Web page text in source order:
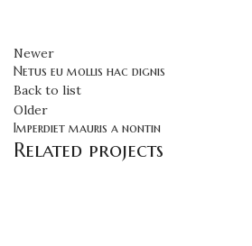
Newer
Netus eu mollis hac dignis
Back to list
Older
Imperdiet mauris a nontin
Related projects